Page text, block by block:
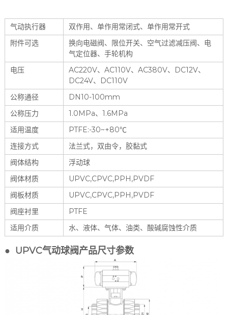
气动执行器
双作用、单作用常闭式、单作用常开式
附件可选
换向电磁阀、限位开关、空气过滤减压阀、电
气定位器、手轮机构
电压
AC220V、AC110V、AC380V、DC12V、
DC24V、DC110V
公称通径
DN10-100mm
公称压力
1.0MPa、1.6MPa
适用温度
PTFE:-30~+80℃
连接方式
法兰式，双由令，胶黏式
阀体结构
浮动球
阀体材质
UPVC,CPVC,PPH,PVDF
阀板材质
UPVC,CPVC,PPH,PVDF
阀座衬里
PTFE
适用介质
水、液体、气体、油类、酸碱腐蚀性介质
● UPVC气动球阀产品尺寸参数